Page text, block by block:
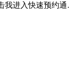
进入快速预约